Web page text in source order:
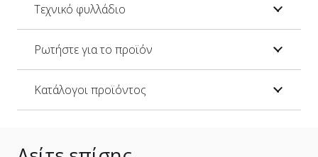
Τεχνικό φυλλάδιο
Ρωτήστε για το προϊόν
Κατάλογοι προϊόντος